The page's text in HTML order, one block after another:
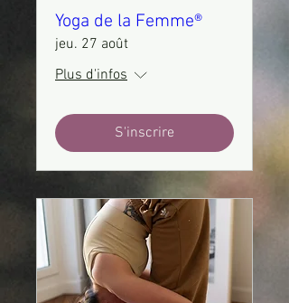
Yoga de la Femme®
jeu. 27 août
Plus d'infos
S'inscrire